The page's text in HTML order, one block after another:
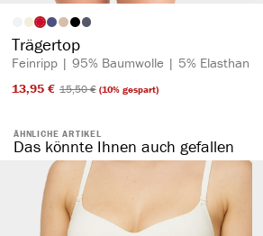
Artikelfarbeauswählen
Trägertop
Feinripp | 95% Baumwolle | 5% Elasthan
13,95 €​ 15,50 €​(10% gespart)
ÄHNLICHE ARTIKEL
Das könnte Ihnen auch gefallen